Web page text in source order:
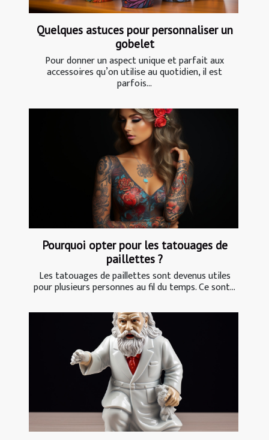
Quelques astuces pour personnaliser un
gobelet
Pour donner un aspect unique et parfait aux
accessoires qu’on utilise au quotidien, il est
parfois...
Pourquoi opter pour les tatouages de
paillettes ?
Les tatouages de paillettes sont devenus utiles
pour plusieurs personnes au fil du temps. Ce sont...